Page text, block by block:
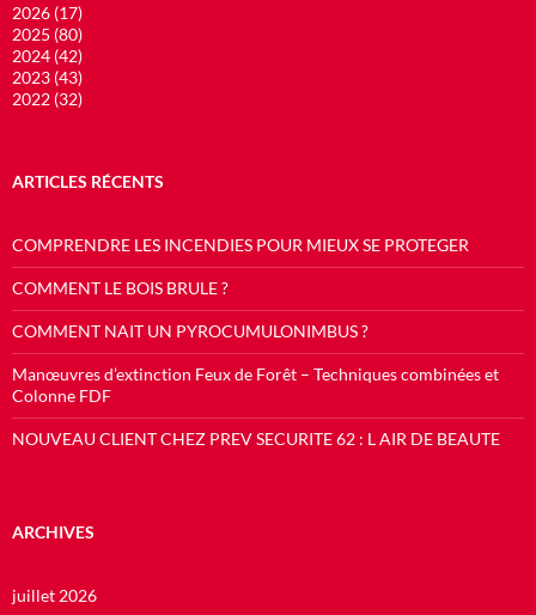
2026 (17)
2025 (80)
2024 (42)
2023 (43)
2022 (32)
ARTICLES RÉCENTS
COMPRENDRE LES INCENDIES POUR MIEUX SE PROTEGER
COMMENT LE BOIS BRULE ?
COMMENT NAIT UN PYROCUMULONIMBUS ?
Manœuvres d’extinction Feux de Forêt – Techniques combinées et
Colonne FDF
NOUVEAU CLIENT CHEZ PREV SECURITE 62 : L AIR DE BEAUTE
ARCHIVES
juillet 2026